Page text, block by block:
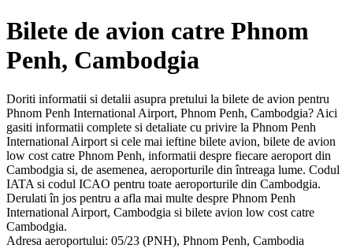
Bilete de avion catre Phnom
Penh, Cambodgia
Doriti informatii si detalii asupra pretului la bilete de avion pentru
Phnom Penh International Airport, Phnom Penh, Cambodgia? Aici
gasiti informatii complete si detaliate cu privire la Phnom Penh
International Airport si cele mai ieftine bilete avion, bilete de avion
low cost catre Phnom Penh, informatii despre fiecare aeroport din
Cambodgia si, de asemenea, aeroporturile din întreaga lume. Codul
IATA si codul ICAO pentru toate aeroporturile din Cambodgia.
Derulati în jos pentru a afla mai multe despre Phnom Penh
International Airport, Cambodgia si bilete avion low cost catre
Cambodgia.
Adresa aeroportului: 05/23 (PNH), Phnom Penh, Cambodia